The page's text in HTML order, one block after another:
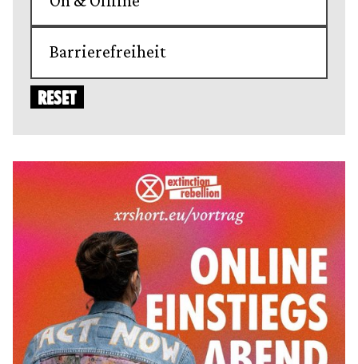
Barrierefreiheit
RESET